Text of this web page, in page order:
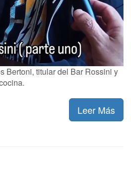
Bertoni, titular del Bar Rossini y
Leer Más